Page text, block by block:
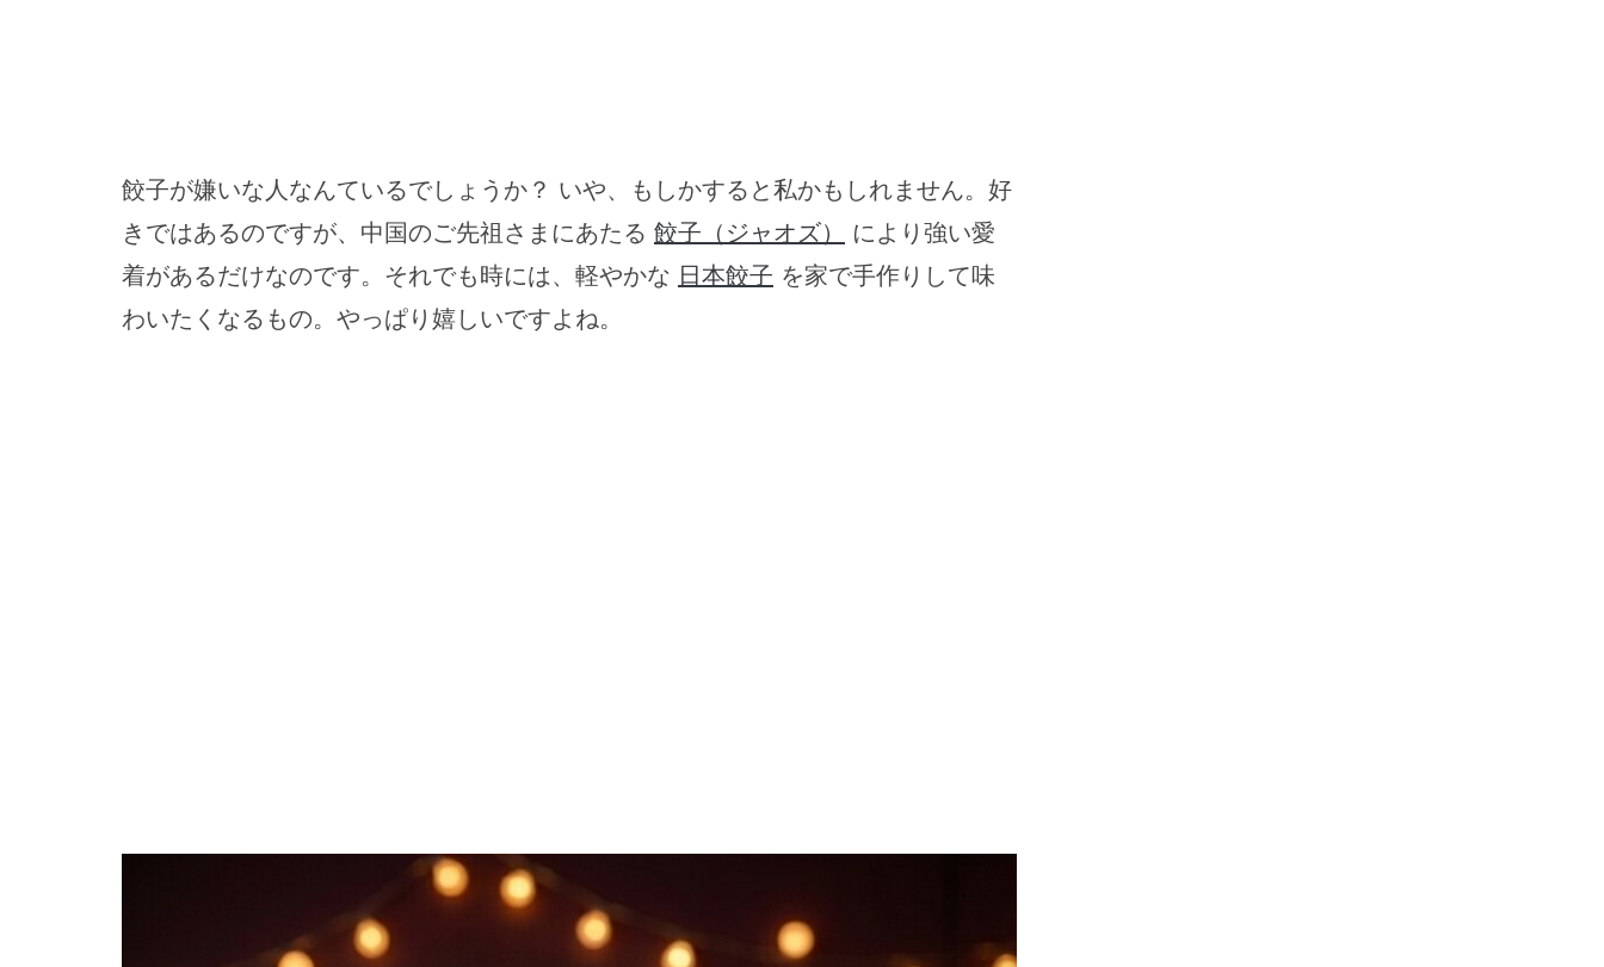
餃子が嫌いな人なんているでしょうか？ いや、もしかすると私かもしれません。好
きではあるのですが、中国のご先祖さまにあたる 餃子（ジャオズ）
により強い愛
着があるだけなのです。それでも時には、軽やかな 日本餃子 を家で手作りして味
わいたくなるもの。やっぱり嬉しいですよね。